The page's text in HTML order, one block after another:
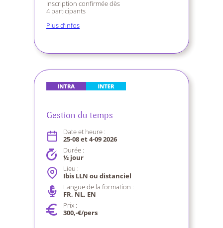
Inscription confirmée dès
4 participants
Plus d’infos
Gestion du temps
Date et heure :
25-08 et 4-09 2026
Durée :
½ jour
Lieu :
Ibis LLN ou distanciel
Langue de la formation :
FR, NL, EN
Prix :
300,-€/pers